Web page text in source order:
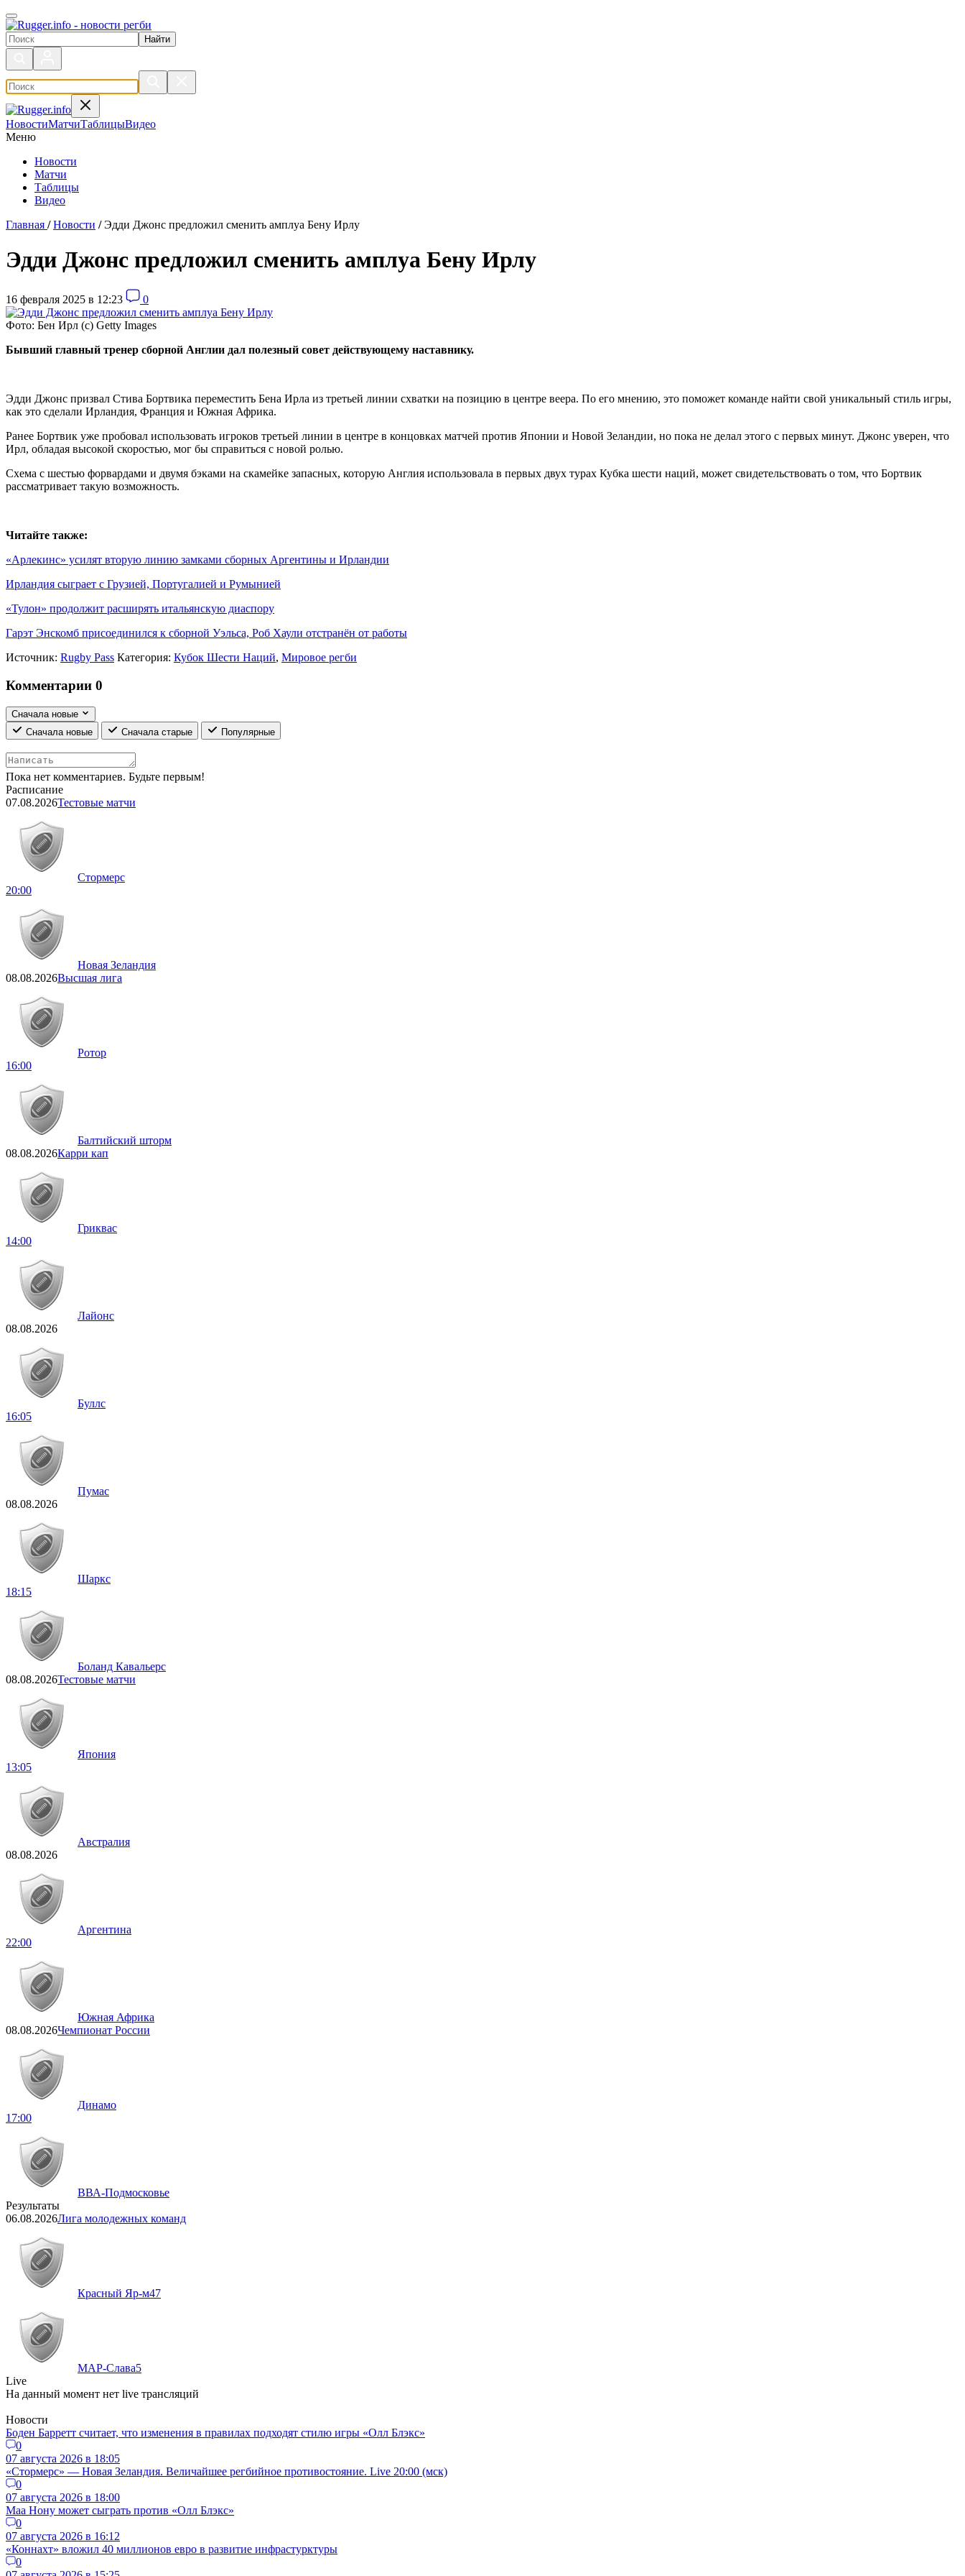
Поиск по сайту
НовостиМатчиТаблицыВидео
Меню
Новости
Матчи
Таблицы
Видео
Главная / Новости / Эдди Джонс предложил сменить амплуа Бену Ирлу
Эдди Джонс предложил сменить амплуа Бену Ирлу
16 февраля 2025 в 12:23 0
Фото: Бен Ирл (с) Getty Images
Бывший главный тренер сборной Англии дал полезный совет действующему наставнику.
Эдди Джонс призвал Стива Бортвика переместить Бена Ирла из третьей линии схватки на позицию в центре веера. По его мнению, это поможет команде найти свой уникальный стиль игры,
как это сделали Ирландия, Франция и Южная Африка.
Ранее Бортвик уже пробовал использовать игроков третьей линии в центре в концовках матчей против Японии и Новой Зеландии, но пока не делал этого с первых минут. Джонс уверен, что
Ирл, обладая высокой скоростью, мог бы справиться с новой ролью.
Схема с шестью форвардами и двумя бэками на скамейке запасных, которую Англия использовала в первых двух турах Кубка шести наций, может свидетельствовать о том, что Бортвик
рассматривает такую возможность.
Читайте также:
«Арлекинс» усилят вторую линию замками сборных Аргентины и Ирландии
Ирландия сыграет с Грузией, Португалией и Румынией
«Тулон» продолжит расширять итальянскую диаспору
Гарэт Энскомб присоединился к сборной Уэльса, Роб Хаули отстранён от работы
Источник: Rugby Pass Категория: Кубок Шести Наций, Мировое регби
Комментарии 0
Сначала новые
Сначала новые
Сначала старые Популярные
Пока нет комментариев. Будьте первым!
Расписание
07.08.2026Тестовые матчи
Стормерс
20:00
Новая Зеландия
08.08.2026Высшая лига
Ротор
16:00
Балтийский шторм
08.08.2026Карри кап
Гриквас
14:00
Лайонс
08.08.2026
Буллс
16:05
Пумас
08.08.2026
Шаркс
18:15
Боланд Кавальерс
08.08.2026Тестовые матчи
Япония
13:05
Австралия
08.08.2026
Аргентина
22:00
Южная Африка
08.08.2026Чемпионат России
Динамо
17:00
ВВА-Подмосковье
Результаты
06.08.2026Лига молодежных команд
Красный Яр-м47
МАР-Слава5
Live
На данный момент нет live трансляций
Новости
Боден Барретт считает, что изменения в правилах подходят стилю игры «Олл Блэкс»
0
07 августа 2026 в 18:05
«Стормерс» — Новая Зеландия. Величайшее регбийное противостояние. Live 20:00 (мск)
0
07 августа 2026 в 18:00
Маа Нону может сыграть против «Олл Блэкс»
0
07 августа 2026 в 16:12
«Коннахт» вложил 40 миллионов евро в развитие инфрастурктуры
0